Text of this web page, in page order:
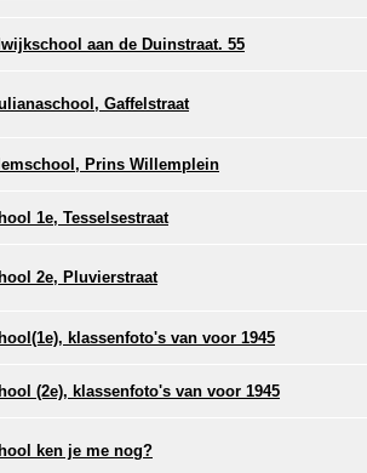
aan de Duinstraat. 55
Gaffelstraat
Prins Willemplein
1e, Tesselsestraat
2e, Pluvierstraat
klassenfoto's van voor 1945
(2e), klassenfoto's van voor 1945
ken je me nog?